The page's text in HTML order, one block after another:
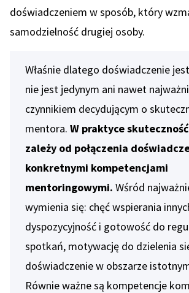
doświadczeniem w sposób, który
samodzielność drugiej osoby.
Właśnie dlatego doświadczenie
nie jest jedynym ani nawet
czynnikiem decydującym o
mentora. W praktyce
zależy od połączenia
konkretnymi kompetencjami
mentoringowymi. Wśród
wymienia się: chęć wspierania
dyspozycyjność i gotowość do
spotkań, motywację do dzielenia
doświadczenie w obszarze
Równie ważne są kompetencje